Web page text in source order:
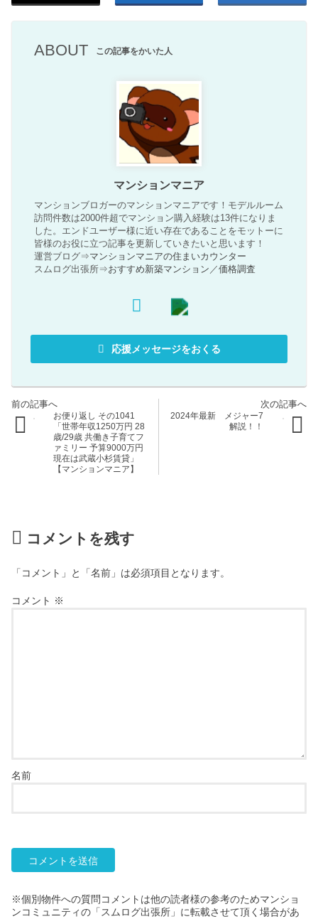
ABOUT この記事をかいた人
マンションマニア
マンションブロガーのマンションマニアです！モデルルーム
訪問件数は2000件超でマンション購入経験は13件になりま
した。エンドユーザー様に近い存在であることをモットーに
皆様のお役に立つ記事を更新していきたいと思います！
運営ブログ⇒マンションマニアの住まいカウンター
スムログ出張所⇒おすすめ新築マンション ／価格調査
応援メッセージをおくる
お便り返し その1041
「世帯年収1250万円 28
歳/29歳 共働き子育てフ
ァミリー 予算9000万円
現在は武蔵小杉賃貸」
【マンションマニア】
2024年最新 メジャー7
解説！！
コメントを残す
「コメント」と「名前」は必須項目となります。
コメント ※
名前
※個別物件への質問コメントは他の読者様の参考のためマンショ
ンコミュニティの「スムログ出張所」に転載させて頂く場合があ